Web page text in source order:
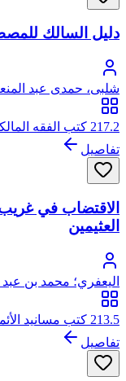
دليل السالك
شلبى، حمدى عبد
217.2 كتب الفقه المالكي
تفاصيل
الاقتضاب في
العثيمين
اليعفري؛ محمد بن
اليعفري
213.5 كتب مسانيد الأئمة الأربعة
تفاصيل